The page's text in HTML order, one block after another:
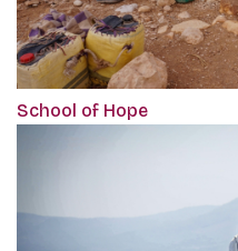
School of Hope